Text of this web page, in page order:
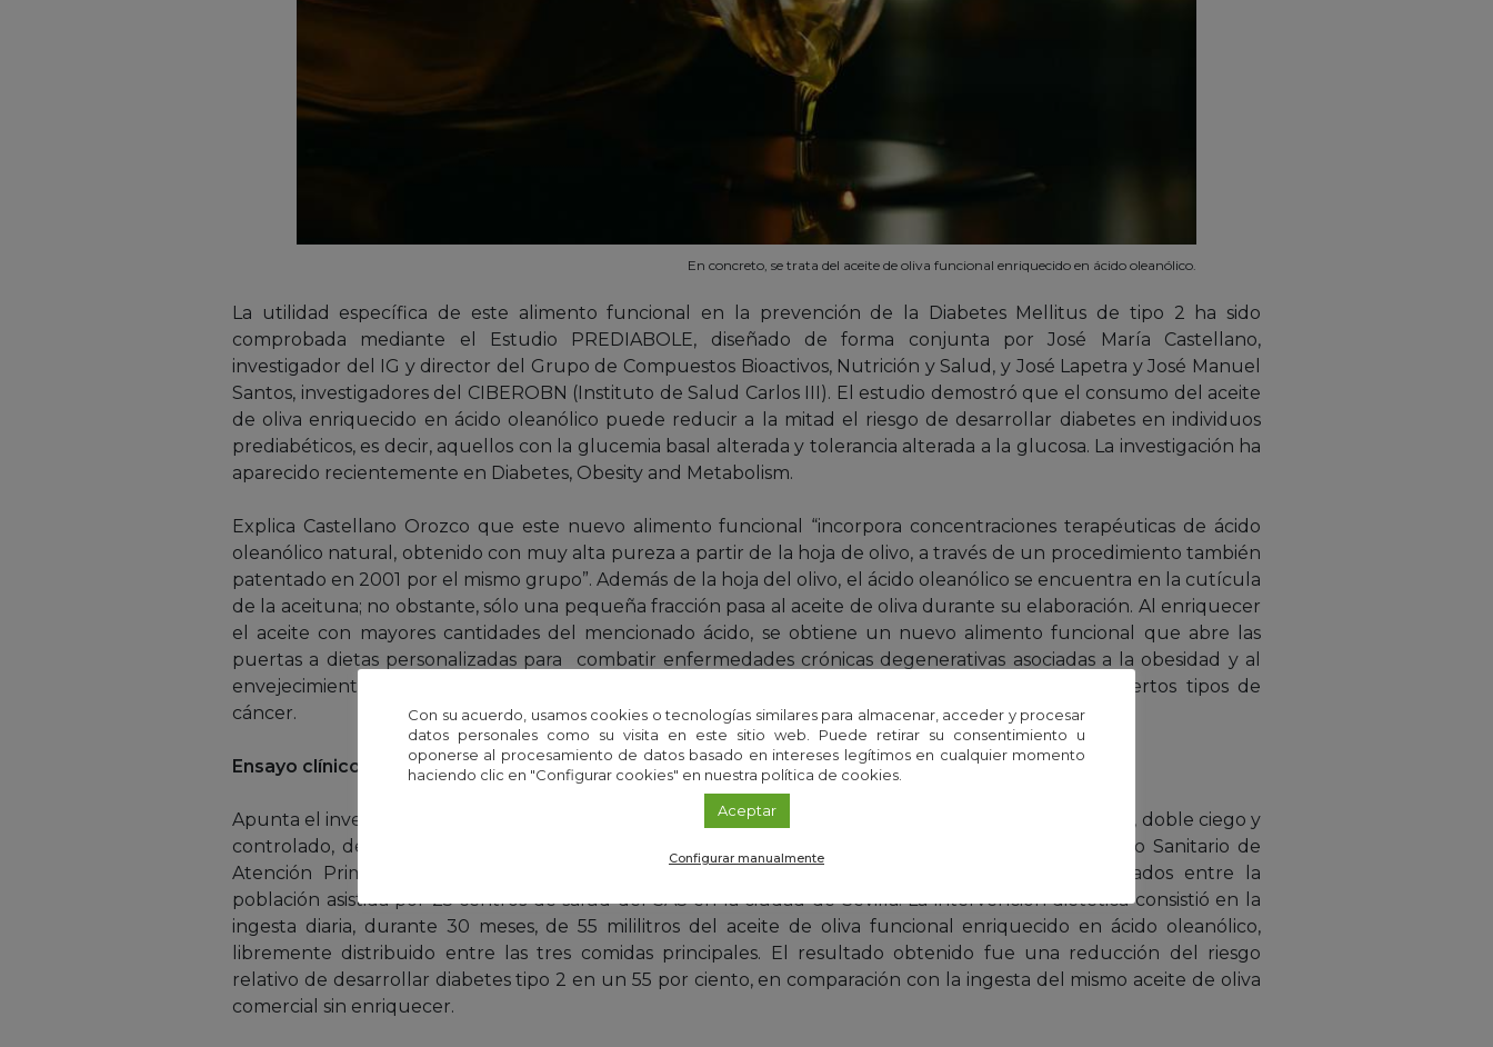
En concreto, se trata del aceite de oliva funcional enriquecido en ácido oleanólico.
La utilidad específica de este alimento funcional en la prevención de la Diabetes Mellitus de tipo 2 ha sido
comprobada mediante el Estudio PREDIABOLE, diseñado de forma conjunta por José María Castellano,
investigador del IG y director del Grupo de Compuestos Bioactivos, Nutrición y Salud, y José Lapetra y José Manuel
Santos, investigadores del CIBEROBN (Instituto de Salud Carlos III). El estudio demostró que el consumo del aceite
de oliva enriquecido en ácido oleanólico puede reducir a la mitad el riesgo de desarrollar diabetes en individuos
prediabéticos, es decir, aquellos con la glucemia basal alterada y tolerancia alterada a la glucosa. La investigación ha
aparecido recientemente en Diabetes, Obesity and Metabolism.
Explica Castellano Orozco que este nuevo alimento funcional “incorpora concentraciones terapéuticas de ácido
oleanólico natural, obtenido con muy alta pureza a partir de la hoja de olivo, a través de un procedimiento también
patentado en 2001 por el mismo grupo”. Además de la hoja del olivo, el ácido oleanólico se encuentra en la cutícula
de la aceituna; no obstante, sólo una pequeña fracción pasa al aceite de oliva durante su elaboración. Al enriquecer
el aceite con mayores cantidades del mencionado ácido, se obtiene un nuevo alimento funcional que abre las
puertas a dietas personalizadas para combatir enfermedades crónicas degenerativas asociadas a la obesidad y al
envejecimiento, como la diabetes, las enfermedades cardiovasculares y neurodegenerativas, y ciertos tipos de
cáncer.
Ensayo clínico en atención primaria
Apunta el investigador del IG que el Estudio PREDIABOLE es un estudio clínico pionero, aleatorizado, doble ciego y
controlado, desarrollado entre los años 2010 y 2018, con una estrecha coordinación con el Distrito Sanitario de
Atención Primaria de Sevilla. En el ensayo han participado 176 individuos prediabéticos, reclutados entre la
población asistida por 25 centros de salud del SAS en la ciudad de Sevilla. La intervención dietética consistió en la
ingesta diaria, durante 30 meses, de 55 mililitros del aceite de oliva funcional enriquecido en ácido oleanólico,
libremente distribuido entre las tres comidas principales. El resultado obtenido fue una reducción del riesgo
relativo de desarrollar diabetes tipo 2 en un 55 por ciento, en comparación con la ingesta del mismo aceite de oliva
comercial sin enriquecer.
Con su acuerdo, usamos cookies o tecnologías similares para almacenar, acceder y procesar
datos personales como su visita en este sitio web. Puede retirar su consentimiento u
oponerse al procesamiento de datos basado en intereses legítimos en cualquier momento
haciendo clic en "Configurar cookies" en nuestra política de cookies.
Aceptar
Configurar manualmente